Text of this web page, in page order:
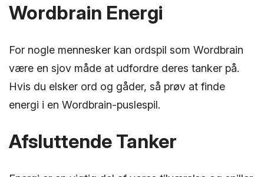
Wordbrain Energi
For nogle mennesker kan ordspil som Wordbrain
være en sjov måde at udfordre deres tanker på.
Hvis du elsker ord og gåder, så prøv at finde
energi i en Wordbrain-puslespil.
Afsluttende Tanker